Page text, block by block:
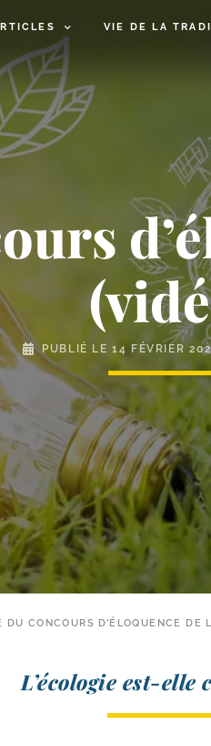
VIE DE LA
PUBLIÉ LE14 FÉVRIER
DU CONCOURS D’ÉLOQUENCE DE
L’écologie est-​elle